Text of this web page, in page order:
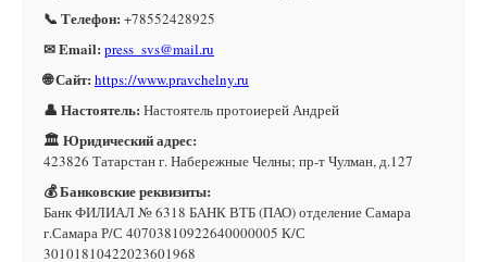
📞 Телефон: +78552428925
✉ Email: press_svs@mail.ru
🌐 Сайт: https://www.pravchelny.ru
👤 Настоятель: Настоятель протоиерей Андрей
🏛 Юридический адрес:
423826 Татарстан г. Набережные Челны; пр-т Чулман, д.127
💰 Банковские реквизиты:
Банк ФИЛИАЛ № 6318 БАНК ВТБ (ПАО) отделение Самара
г.Самара Р/С 40703810922640000005 К/С
30101810422023601968